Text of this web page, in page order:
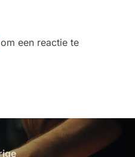
om een reactie te
Vorige